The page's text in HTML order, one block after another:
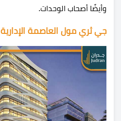
وأيضًا أصحاب الوحدات.
جي ثري مول العاصمة الإدارية G3 Mall